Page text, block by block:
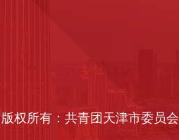
版权所有：共青团天津市委